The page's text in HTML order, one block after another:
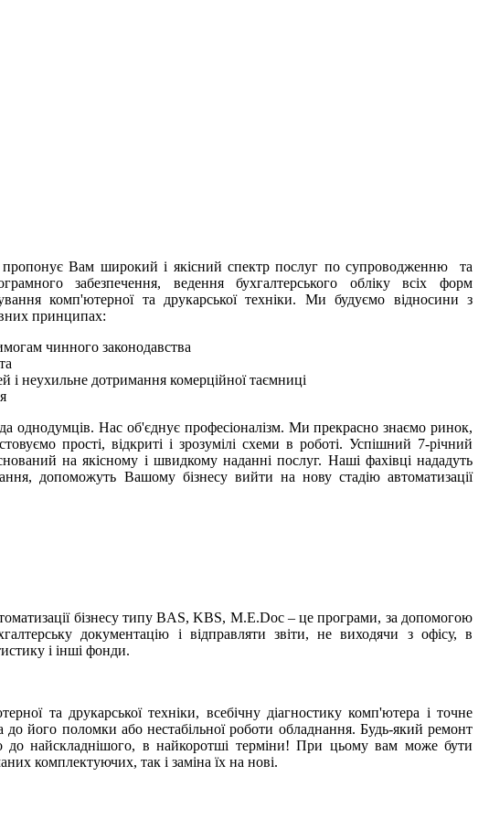
пропонує Вам широкий і якісний спектр послуг по супроводженню та
забезпечення, ведення бухгалтерського обліку всіх форм
комп'ютерної та друкарської техніки. Ми будуємо відносини з
принципах:
чинного законодавства
і неухильне дотримання комерційної таємниці
однодумців. Нас об'єднує професіоналізм. Ми прекрасно знаємо ринок,
прості, відкриті і зрозумілі схеми в роботі. Успішний 7-річний
на якісному і швидкому наданні послуг. Наші фахівці нададуть
допоможуть Вашому бізнесу вийти на нову стадію автоматизації
бізнесу типу BAS, KBS, M.E.Doc – це програми, за допомогою
документацію і відправляти звіти, не виходячи з офісу, в
і інші фонди.
та друкарської техніки, всебічну діагностику комп'ютера і точне
його поломки або нестабільної роботи обладнання. Будь-який ремонт
до найскладнішого, в найкоротші терміни! При цьому вам може бути
комплектуючих, так і заміна їх на нові.